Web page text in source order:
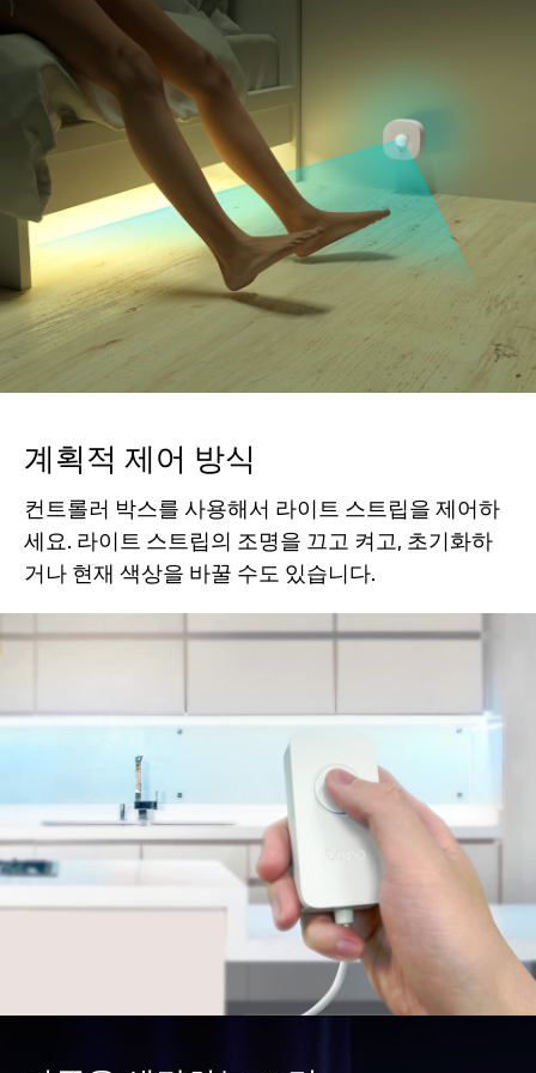
계획적 제어 방식
컨트롤러 박스를 사용해서 라이트 스트립을 제어하
세요. 라이트 스트립의 조명을 끄고 켜고, 초기화하
거나 현재 색상을 바꿀 수도 있습니다.